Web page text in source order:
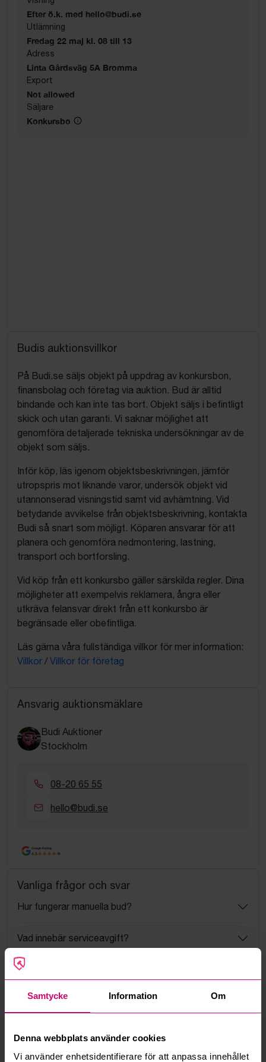
Samtycke Information Om
Denna webbplats använder cookies
Vi använder enhetsidentifierare för att anpassa innehållet
Efter ö.k. med hello@budi.se
Utlämning
Fredag 22 maj kl. 08 till 13
Adress
Linta Gårdsväg 5A Bromma
Export
Not allowed
Säljare
Konkursbo
Budis auktionsvillkor
På Budi.se säljs objekt på uppdrag av konkursbon,
finansbolag och företag via auktion. Bud är alltid
bindande och kan inte tas bort. Objekt säljs i befintligt
skick och utan garanti. Vi saknar möjlighet att
genomföra detaljerade tekniska undersökningar av de
objekt som säljs.
Inför köp, läs igenom objektsbeskrivningen, jämför
utropspris mot liknande varor, undersök objekt vid
utannonserad visningstid samt vid avhämtning. Vid
betydande avvikelse från objektsbeskrivning, kontakta
Budi så snart som möjligt. Köparen ansvarar för att
planera och genomföra nedmontering, lastning,
transport och bortforsling.
Vid köp från ett konkursbo gäller särskilda regler. Dina
möjligheter att exempelvis reklamera, ångra eller
utkräva felansvar direkt från ett konkursbo är
begränsade eller obefintliga.
Läs gärna våra fullständiga villkor för mer information:
Villkor / Villkor för företag
Ansvarig auktionsmäklare
Budi Auktioner
Stockholm
08-20 65 55
hello@budi.se
Google Rating
4.5
Vanliga frågor och svar
Hur fungerar manuella bud?
Vad innebär serviceavgift?
Vad är ett reservationspris?
Hur fungerar maxbud?
Hur fungerar budmotorn?